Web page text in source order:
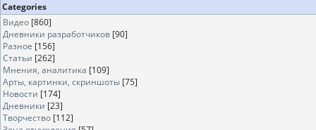
Categories
Видео [860]
Дневники разработчиков [90]
Разное [156]
Статьи [262]
Мнения, аналитика [109]
Арты, картинки, скриншоты [75]
Новости [174]
Дневники [23]
Творчество [112]